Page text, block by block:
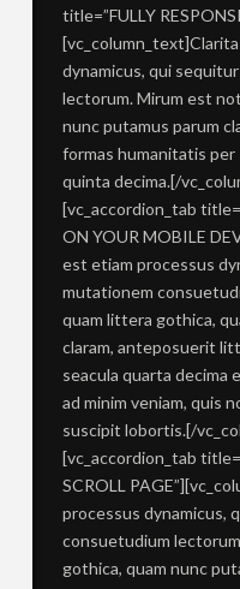
title=”FULLY
dynamicus, qui
lectorum. Mirum est
nunc putamus parum
formas humanitatis per
quinta decima.[/
[vc_accordion_tab
ON YOUR MOBILE
est etiam processus
mutationem
quam littera gothica,
claram, anteposuerit
seacula quarta decima
ad minim veniam, quis
suscipit lobortis.[/
[vc_accordion_tab
SCROLL
processus dynamicus,
consuetudium
gothica, quam nunc